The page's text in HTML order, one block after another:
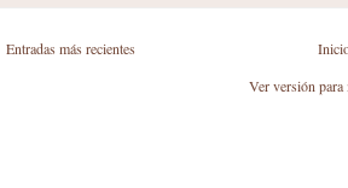
Entradas más recientes
Ver versión para